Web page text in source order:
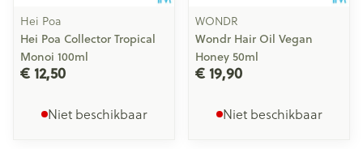
Hei Poa
Hei Poa Collector Tropical
Monoi 100ml
€ 12,50
Niet beschikbaar
WONDR
Wondr Hair Oil Vegan
Honey 50ml
€ 19,90
Niet beschikbaar